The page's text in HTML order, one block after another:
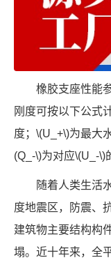
橡胶支座性能
刚度可按以下公式
度；\(U_+\)为最大
(Q_-\)为对应\(U_-\)
随着人类生活
度地震区，防震、
建筑物主要结构构
塌。近十年来，全